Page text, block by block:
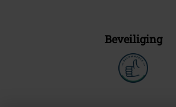
Beveiliging